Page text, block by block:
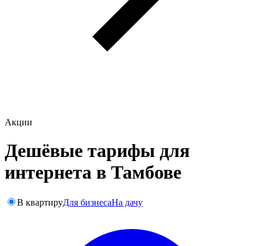
Акции
Дешёвые тарифы для
интернета в Тамбове
В квартируДля бизнесаНа дачу